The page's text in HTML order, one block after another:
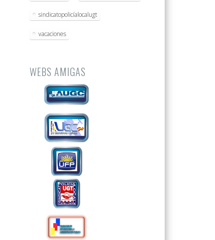
sindicatopolicíalocalugt
vacaciones
WEBS AMIGAS